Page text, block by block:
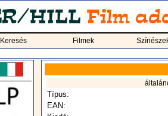
Keresés Filmek
Típus:
EAN: